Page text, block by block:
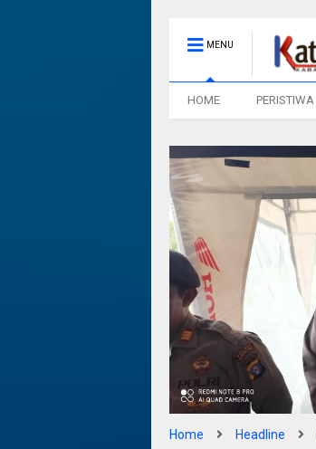
MENU
HOME PERISTIWA
Home Headline